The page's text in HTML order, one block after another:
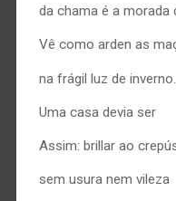
da chama é a morada
Vê como arden as
na frágil luz de inverno.
Uma casa devia ser
Assim: brillar ao
sem usura nem vileza